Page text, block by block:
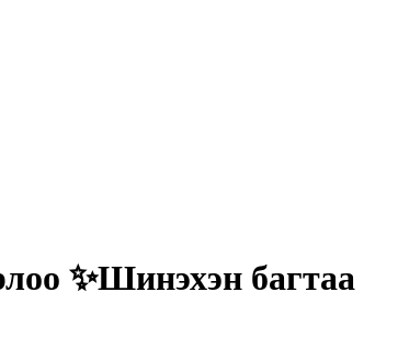
✨Шинэхэн багтаа